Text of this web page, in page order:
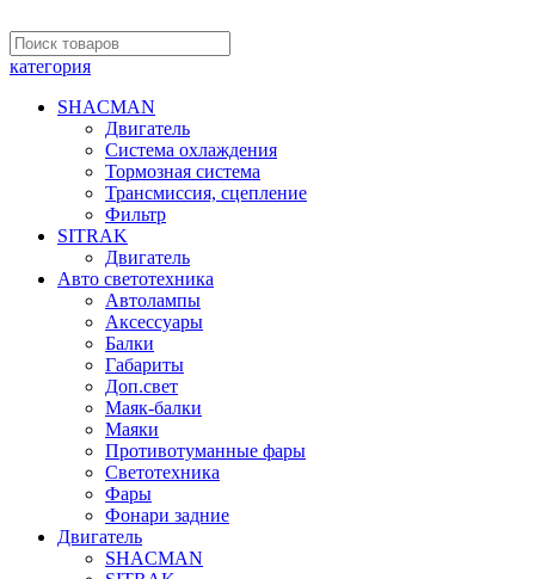
категория
SHACMAN
Двигатель
Система охлаждения
Тормозная система
Трансмиссия, сцепление
Фильтр
SITRAK
Двигатель
Авто светотехника
Автолампы
Аксессуары
Балки
Габариты
Доп.свет
Маяк-балки
Маяки
Противотуманные фары
Светотехника
Фары
Фонари задние
Двигатель
SHACMAN